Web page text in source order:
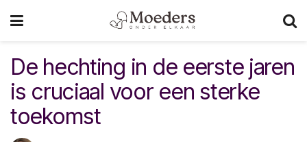
De hechting in de eerste jaren
is cruciaal voor een sterke
toekomst